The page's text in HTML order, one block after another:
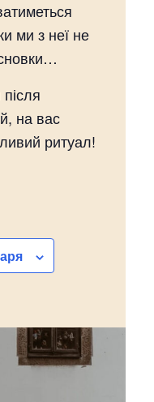
ми з неї не
на вас
ритуал!